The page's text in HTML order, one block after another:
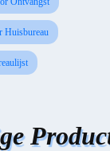
Huisbureau